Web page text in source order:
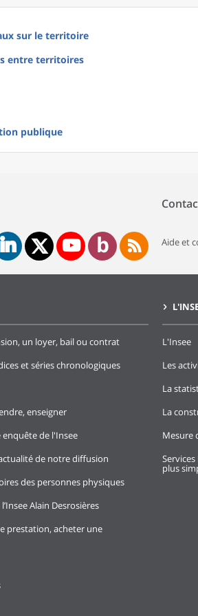
sur le territoire
entre territoires
publique
Aide et
un loyer, bail ou contrat
et séries chronologiques
enseigner
enquête de l'Insee
de notre diffusion
des personnes physiques
Alain Desrosières
prestation, acheter une
L'Insee
Les
La
La
Mesure
plus